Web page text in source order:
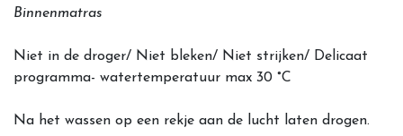
Binnenmatras
Niet in de droger/ Niet bleken/ Niet strijken/ Delicaat
programma- watertemperatuur max 30 °C
Na het wassen op een rekje aan de lucht laten drogen.